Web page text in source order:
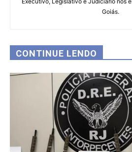
Goiás.
CONTINUE LENDO